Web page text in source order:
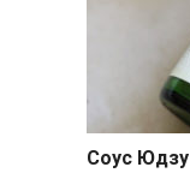
Соус Юдзу